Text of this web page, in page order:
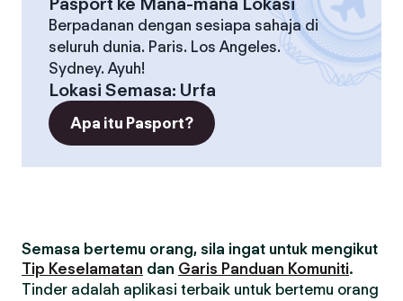
Berpadanan dengan sesiapa sahaja di
seluruh dunia. Paris. Los Angeles.
Sydney. Ayuh!
Lokasi Semasa: Urfa
Apa itu Pasport?
Semasa bertemu orang, sila ingat untuk mengikut
Tip Keselamatan dan Garis Panduan Komuniti.
Tinder adalah aplikasi terbaik untuk bertemu orang